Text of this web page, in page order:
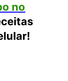
no